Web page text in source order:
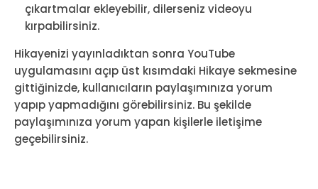
çıkartmalar ekleyebilir, dilerseniz videoyu
kırpabilirsiniz.
Hikayenizi yayınladıktan sonra YouTube
uygulamasını açıp üst kısımdaki Hikaye sekmesine
gittiğinizde, kullanıcıların paylaşımınıza yorum
yapıp yapmadığını görebilirsiniz. Bu şekilde
paylaşımınıza yorum yapan kişilerle iletişime
geçebilirsiniz.